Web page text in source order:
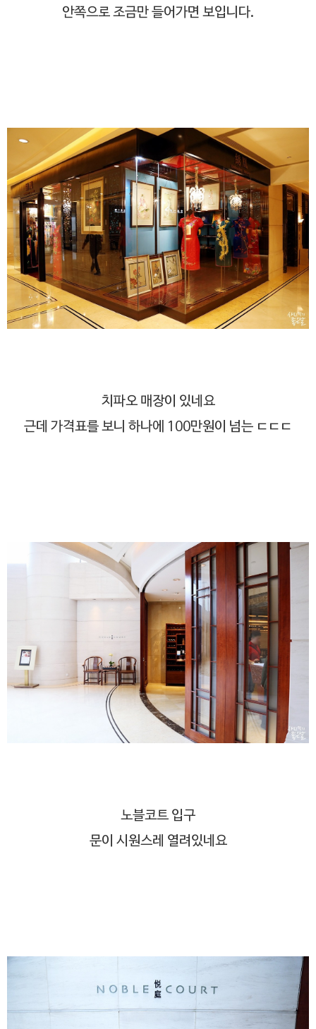
안쪽으로 조금만 들어가면 보입니다.
치파오 매장이 있네요
근데 가격표를 보니 하나에 100만원이 넘는 ㄷㄷㄷ
노블코트 입구
문이 시원스레 열려있네요